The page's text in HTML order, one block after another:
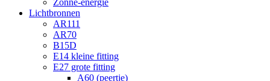
Zonne-energie
Lichtbronnen
AR111
AR70
B15D
E14 kleine fitting
E27 grote fitting
A60 (peertje)